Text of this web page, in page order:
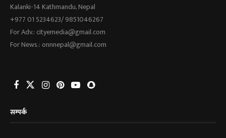
Kalanki-14 Kathmandu, Nepal
+977 01 5234623/ 9851046267
For Adv.: cityemedia@gmail.com
For News.: onnnepal@gmail.com
सम्पर्क